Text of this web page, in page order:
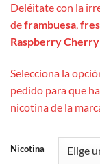
Deléitate con la
deframbuesa,
Raspberry
Selecciona la
pedido para que
nicotina de la
Nicotina